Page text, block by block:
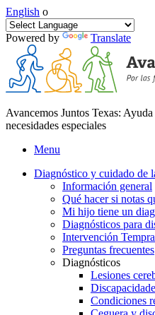
English o
Powered by Translate
Avancemos Juntos Texas:
necesidades especiales
Menu
Diagnóstico y cuidado de
Información general
Qué hacer si notas
Mi hijo tiene un
Diagnósticos para
Intervención
Preguntas frecuentes
Diagnósticos
Lesiones
Condiciones